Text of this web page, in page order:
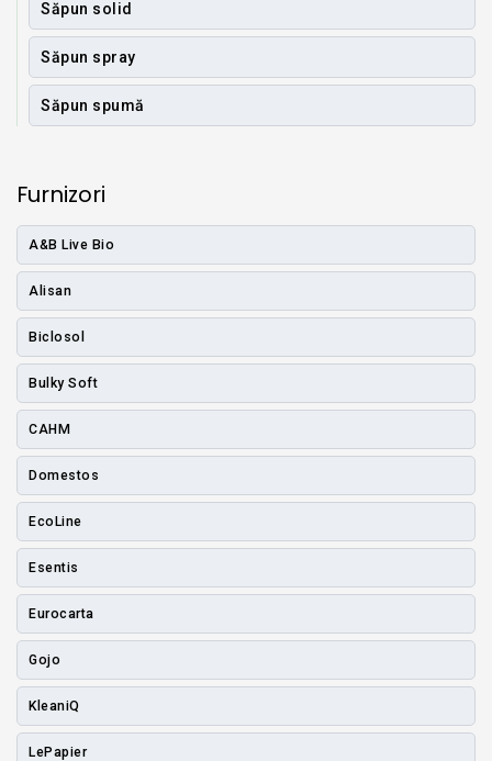
Săpun solid
Săpun spray
Săpun spumă
Furnizori
A&B Live Bio
Alisan
Biclosol
Bulky Soft
CAHM
Domestos
EcoLine
Esentis
Eurocarta
Gojo
KleaniQ
LePapier